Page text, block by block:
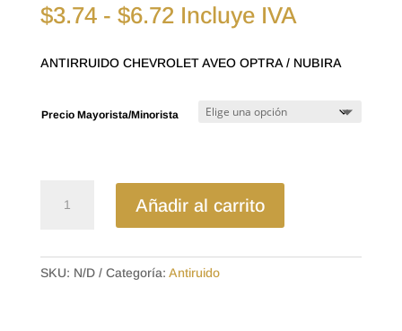
$3.74 - $6.72Rango
precios:
desde
hasta
Incluye IVA
ANTIRRUIDO CHEVROLET AVEO OPTRA / NUBIRA
Precio Mayorista/Minorista
ANTIRRUIDO
OPTRA
Añadir al carrito
SKU: N/D Categoría: Antiruido